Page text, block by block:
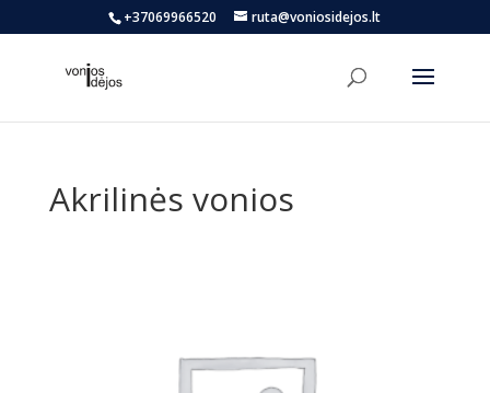
+37069966520 ruta@voniosidejos.lt
Akrilinės vonios